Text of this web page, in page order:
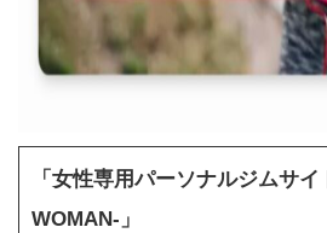
「女性専用パーソナルジムサイ
WOMAN-」